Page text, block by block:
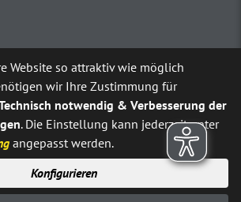
Google Translate bereitgestellte externe
Ja Immer
Website so attraktiv wie möglich
wir Ihre Zustimmung für
notwendig & Verbesserung der
. Die Einstellung kann jederzeit unter
angepasst werden.
Konfigurieren